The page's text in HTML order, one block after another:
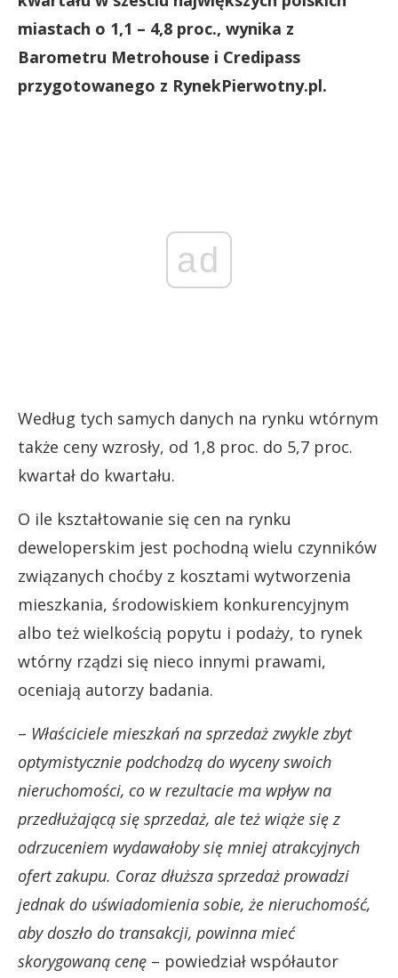
miastach o 1,1 – 4,8 proc., wynika z
Barometru Metrohouse i Credipass
przygotowanego z RynekPierwotny.pl.
ad
Według tych samych danych na rynku wtórnym
także ceny wzrosły, od 1,8 proc. do 5,7 proc.
kwartał do kwartału.
O ile kształtowanie się cen na rynku
deweloperskim jest pochodną wielu czynników
związanych choćby z kosztami wytworzenia
mieszkania, środowiskiem konkurencyjnym
albo też wielkością popytu i podaży, to rynek
wtórny rządzi się nieco innymi prawami,
oceniają autorzy badania.
– Właściciele mieszkań na sprzedaż zwykle zbyt
optymistycznie podchodzą do wyceny swoich
nieruchomości, co w rezultacie ma wpływ na
przedłużającą się sprzedaż, ale też wiąże się z
odrzuceniem wydawałoby się mniej atrakcyjnych
ofert zakupu. Coraz dłuższa sprzedaż prowadzi
jednak do uświadomienia sobie, że nieruchomość,
aby doszło do transakcji, powinna mieć
skorygowaną cenę – powiedział współautor